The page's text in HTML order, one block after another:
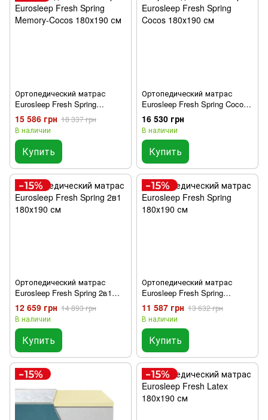
Ортопедический матрас
Eurosleep Fresh Spring
Memory-Cocos 180х190 см
15 586 грн 18 337 грн
В наличии
Купить
Ортопедический матрас
Eurosleep Fresh Spring Cocos
180х190 см
16 530 грн
В наличии
Купить
Ортопедический матрас
Eurosleep Fresh Spring 2в1
180х190 см
12 659 грн 14 893 грн
В наличии
Купить
Ортопедический матрас
Eurosleep Fresh Spring
180х190 см
11 587 грн 13 632 грн
В наличии
Купить